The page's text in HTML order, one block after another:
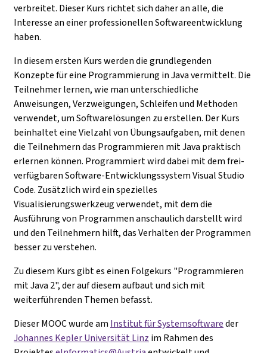
verbreitet. Dieser Kurs richtet sich daher an alle, die
Interesse an einer professionellen Softwareentwicklung
haben.
In diesem ersten Kurs werden die grundlegenden
Konzepte für eine Programmierung in Java vermittelt. Die
Teilnehmer lernen, wie man unterschiedliche
Anweisungen, Verzweigungen, Schleifen und Methoden
verwendet, um Softwarelösungen zu erstellen. Der Kurs
beinhaltet eine Vielzahl von Übungsaufgaben, mit denen
die Teilnehmern das Programmieren mit Java praktisch
erlernen können. Programmiert wird dabei mit dem frei-
verfügbaren Software-Entwicklungssystem Visual Studio
Code. Zusätzlich wird ein spezielles
Visualisierungswerkzeug verwendet, mit dem die
Ausführung von Programmen anschaulich darstellt wird
und den Teilnehmern hilft, das Verhalten der Programmen
besser zu verstehen.
Zu diesem Kurs gibt es einen Folgekurs "Programmieren
mit Java 2", der auf diesem aufbaut und sich mit
weiterführenden Themen befasst.
Dieser MOOC wurde am Institut für Systemsoftwareder
Johannes Kepler Universität Linz im Rahmen des